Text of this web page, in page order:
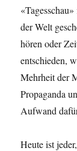
der Welt
hören oder
entschieden,
Mehrheit der
Propaganda
Aufwand
Heute ist